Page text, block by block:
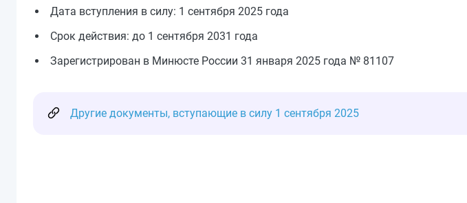
Дата вступления в силу: 1 сентября 2025 года
Срок действия: до 1 сентября 2031 года
Зарегистрирован в Минюсте России 31 января 2025 года № 81107
Другие документы, вступающие в силу 1 сентября 2025